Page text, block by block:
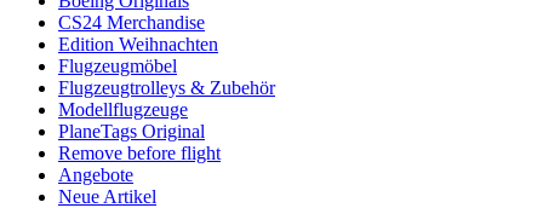
CS24 Merchandise
Edition Weihnachten
Flugzeugmöbel
Flugzeugtrolleys & Zubehör
Modellflugzeuge
PlaneTags Original
Remove before flight
Angebote
Neue Artikel